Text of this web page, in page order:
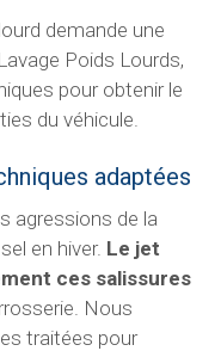
demande une
Poids Lourds,
pour obtenir le
du véhicule.
adaptées
agressions de la
en hiver. Le jet
ces salissures
Nous
traitées pour